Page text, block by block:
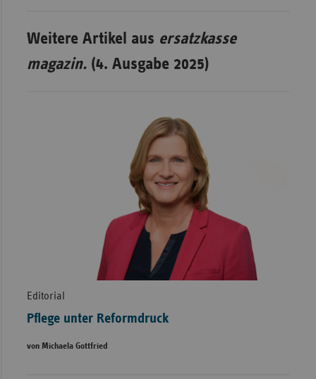
Weitere Artikel aus ersatzkasse
magazin.(4. Ausgabe 2025)
Editorial
Pflege unter Reformdruck
von Michaela Gottfried